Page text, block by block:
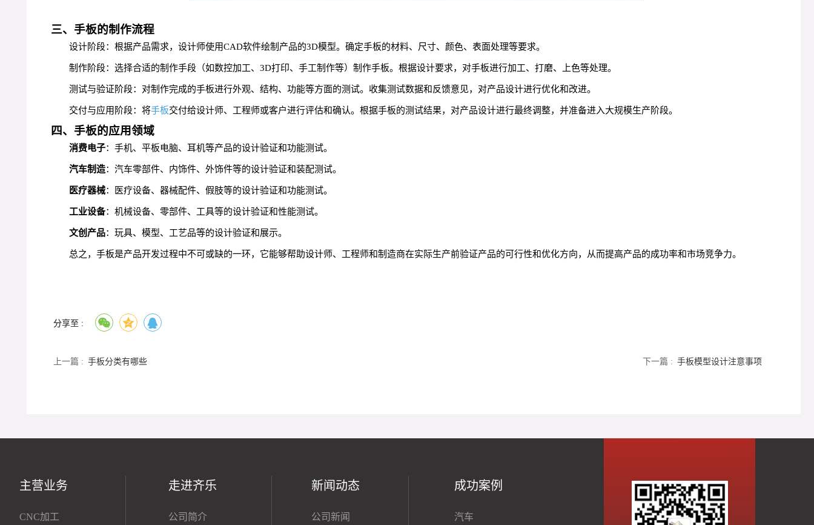
三、手板的制作流程
设计阶段：根据产品需求，设计师使用CAD软件绘制产品的3D模型。确定手板的材料、尺寸、颜色、表面处理等要求。
制作阶段：选择合适的制作手段（如数控加工、3D打印、手工制作等）制作手板。根据设计要求，对手板进行加工、打磨、上色等处理。
测试与验证阶段：对制作完成的手板进行外观、结构、功能等方面的测试。收集测试数据和反馈意见，对产品设计进行优化和改进。
交付与应用阶段：将手板交付给设计师、工程师或客户进行评估和确认。根据手板的测试结果，对产品设计进行最终调整，并准备进入大规模生产阶段。
四、手板的应用领域
消费电子：手机、平板电脑、耳机等产品的设计验证和功能测试。
汽车制造：汽车零部件、内饰件、外饰件等的设计验证和装配测试。
医疗器械：医疗设备、器械配件、假肢等的设计验证和功能测试。
工业设备：机械设备、零部件、工具等的设计验证和性能测试。
文创产品：玩具、模型、工艺品等的设计验证和展示。
总之，手板是产品开发过程中不可或缺的一环，它能够帮助设计师、工程师和制造商在实际生产前验证产品的可行性和优化方向，从而提高产品的成功率和市场竞争力。
分享至 :
上一篇 : 手板分类有哪些 下一篇 : 手板模型设计注意事项
主营业务
CNC加工
走进齐乐
公司简介
新闻动态
公司新闻
成功案例
汽车